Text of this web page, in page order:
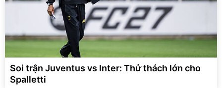
Soi trận Juventus vs Inter: Thử thách lớn cho
Spalletti